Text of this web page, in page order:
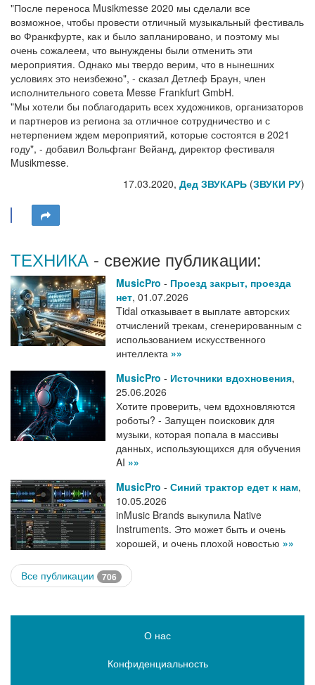
"После переноса Musikmesse 2020 мы сделали все
возможное, чтобы провести отличный музыкальный фестиваль
во Франкфурте, как и было запланировано, и поэтому мы
очень сожалеем, что вынуждены были отменить эти
мероприятия. Однако мы твердо верим, что в нынешних
условиях это неизбежно", - сказал Детлеф Браун, член
исполнительного совета Messe Frankfurt GmbH.
"Мы хотели бы поблагодарить всех художников, организаторов
и партнеров из региона за отличное сотрудничество и с
нетерпением ждем мероприятий, которые состоятся в 2021
году", - добавил Вольфганг Вейанд, директор фестиваля
Musikmesse.
17.03.2020, Дед ЗВУКАРЬ (ЗВУКИ РУ)
ТЕХНИКА - свежие публикации:
MusicPro - Проезд закрыт, проезда
нет, 01.07.2026
Tidal отказывает в выплате авторских
отчислений трекам, сгенерированным с
использованием искусственного
интеллекта »»
MusicPro - Источники вдохновения,
25.06.2026
Хотите проверить, чем вдохновляются
роботы? - Запущен поисковик для
музыки, которая попала в массивы
данных, использующихся для обучения
AI »»
MusicPro - Синий трактор едет к нам,
10.05.2026
inMusic Brands выкупила Native
Instruments. Это может быть и очень
хорошей, и очень плохой новостью »»
Все публикации 706
О нас
Конфиденциальность